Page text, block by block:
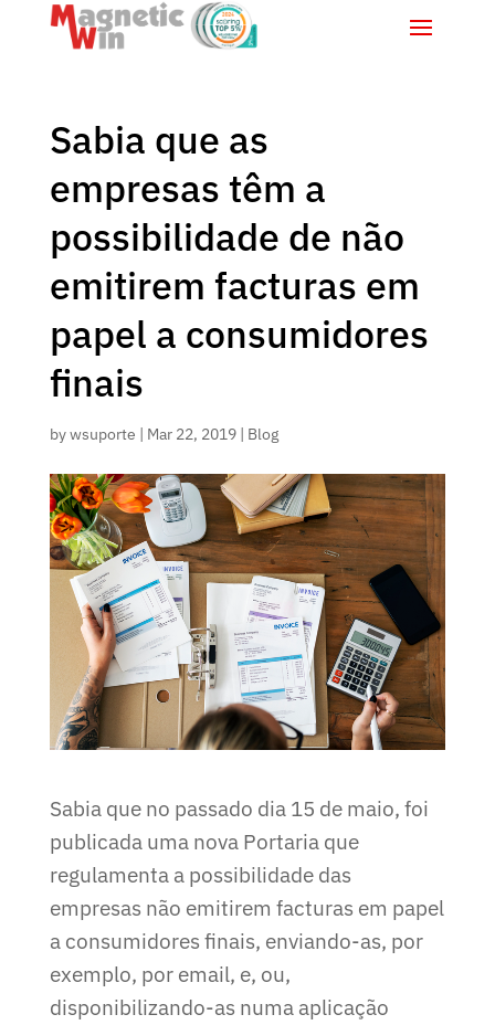
Sabia que as
empresas têm a
possibilidade de não
emitirem facturas em
papel a consumidores
finais
bywsuporte | Mar 22, 2019| Blog
Sabia que no passado dia 15 de maio, foi
publicada uma nova Portaria que
regulamenta a possibilidade das
empresas não emitirem facturas em papel
a consumidores finais, enviando-as, por
exemplo, por email, e, ou,
disponibilizando-as numa aplicação